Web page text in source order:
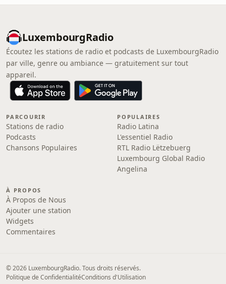
LuxembourgRadio
Écoutez les stations de radio et podcasts de LuxembourgRadio
par ville, genre ou ambiance — gratuitement sur tout
appareil.
PARCOURIR
Stations de radio
Podcasts
Chansons Populaires
POPULAIRES
Radio Latina
L'essentiel Radio
RTL Radio Lëtzebuerg
Luxembourg Global Radio
Angelina
À PROPOS
À Propos de Nous
Ajouter une station
Widgets
Commentaires
© 2026 LuxembourgRadio. Tous droits réservés.
Politique de ConfidentialitéConditions d'Utilisation